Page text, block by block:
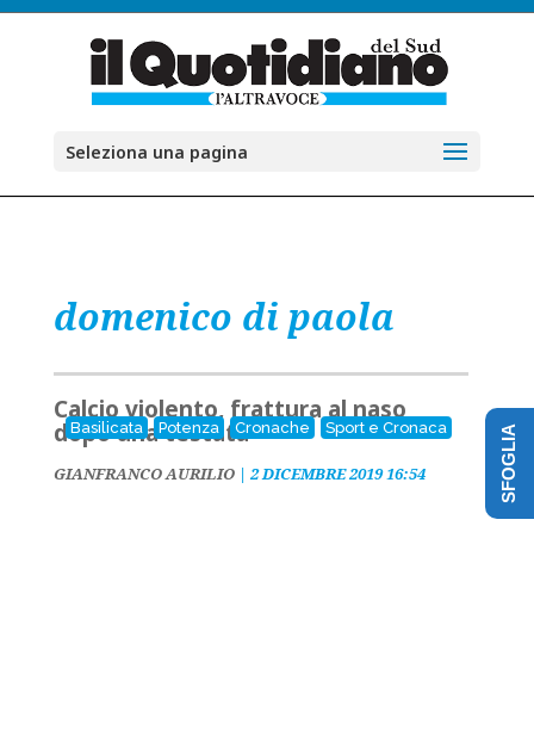
Seleziona una pagina
domenico di paola
Basilicata Potenza Cronache Sport e Cronaca
Calcio violento, frattura al naso
dopo una testata
GIANFRANCO AURILIO| 2 DICEMBRE 2019 16:54 SFOGLIA